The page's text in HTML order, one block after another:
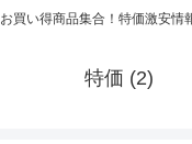
お買い得商品集合！特価激安情
特価 (2)